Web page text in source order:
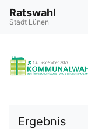
Ratswahl
Stadt Lünen
Ergebnis